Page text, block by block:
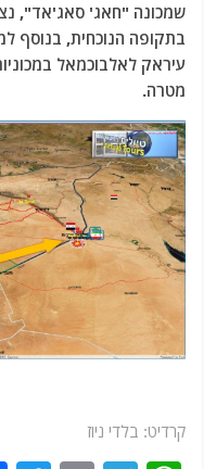
שמכונה "חאג' סאג'אד",
בתקופה הנוכחית, בנוסף
עיראק לאלבוכמאל
מטרה.
קרדיט: בלדי ניוז